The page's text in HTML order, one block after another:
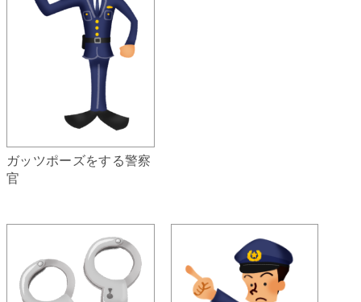
ガッツポーズをする警察
官